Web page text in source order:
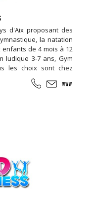
d'Aix proposant des
la natation
de 4 mois à 12
ludique 3-7 ans, Gym
les choix sont chez